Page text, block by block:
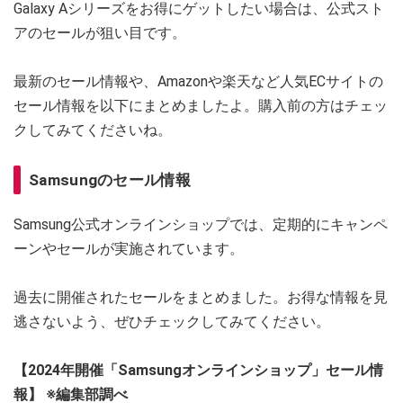
Galaxy Aシリーズをお得にゲットしたい場合は、公式スト
アのセールが狙い目です。
最新のセール情報や、Amazonや楽天など人気ECサイトの
セール情報を以下にまとめましたよ。購入前の方はチェッ
クしてみてくださいね。
Samsungのセール情報
Samsung公式オンラインショップでは、定期的にキャンペ
ーンやセールが実施されています。
過去に開催されたセールをまとめました。お得な情報を見
逃さないよう、ぜひチェックしてみてください。
【2024年開催「Samsungオンラインショップ」セール情
報】 ※編集部調べ